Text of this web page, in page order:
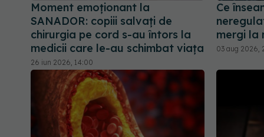
Moment emoționant la
SANADOR: copiii salvați de
chirurgia pe cord s-au întors la
medicii care le-au schimbat viața
26 iun 2026, 14:00
Ce
mergi la
03 aug 2026,